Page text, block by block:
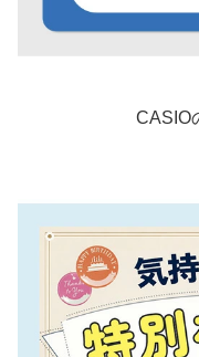
CASIO